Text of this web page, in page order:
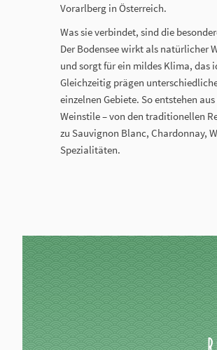
Vorarlberg in Österreich.
Was sie verbindet, sind die
Der Bodensee wirkt als natürlicher
und sorgt für ein mildes Klima, das
Gleichzeitig prägen
einzelnen Gebiete. So entstehen
Weinstile – von den traditionellen
zu Sauvignon Blanc, Chardonnay,
Spezialitäten.